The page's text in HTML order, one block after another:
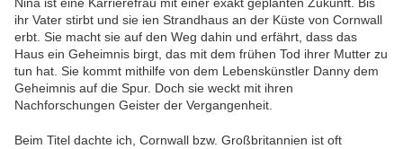
ihr Vater stirbt und sie ien Strandhaus an der Küste von Cornwall
erbt. Sie macht sie auf den Weg dahin und erfährt, dass das
Haus ein Geheimnis birgt, das mit dem frühen Tod ihrer Mutter zu
tun hat. Sie kommt mithilfe von dem Lebenskünstler Danny dem
Geheimnis auf die Spur. Doch sie weckt mit ihren
Nachforschungen Geister der Vergangenheit.
Beim Titel dachte ich, Cornwall bzw. Großbritannien ist oft